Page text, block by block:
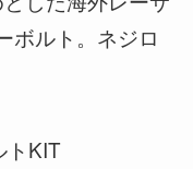
ボルト。ネジロ
KIT